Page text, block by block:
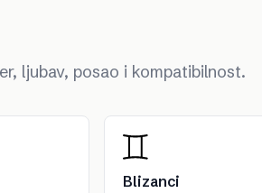
ljubav, posao i kompatibilnost.
Blizanci